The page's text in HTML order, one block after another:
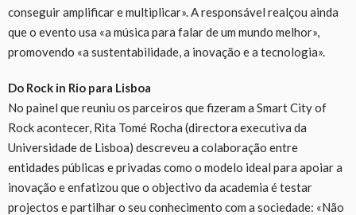
conseguir amplificar e multiplicar». A responsável realçou ainda
que o evento usa «a música para falar de um mundo melhor»,
promovendo «a sustentabilidade, a inovação e a tecnologia».
Do Rock in Rio para Lisboa
No painel que reuniu os parceiros que fizeram a Smart City of
Rock acontecer, Rita Tomé Rocha (directora executiva da
Universidade de Lisboa) descreveu a colaboração entre
entidades públicas e privadas como o modelo ideal para apoiar a
inovação e enfatizou que o objectivo da academia é testar
projectos e partilhar o seu conhecimento com a sociedade: «Não